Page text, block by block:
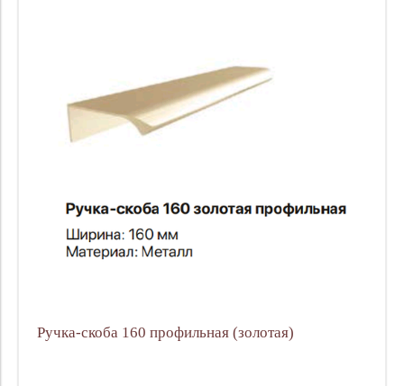
Ручка-скоба 160 профильная (золотая)